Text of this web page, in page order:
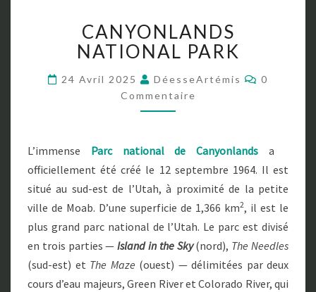
A
N
Y
O
N
L
D
S
N
A
I
O
N
A
CANYONLANDS
NATIONAL PARK
24 Avril 2025 DéesseArtémis
C
O
A
S
0
Commentaire
L’immense Parc national de Canyonlands
a
officiellement été créé le 12 septembre 1964. Il est
situé au sud-est de l’Utah, à proximité de la petite
ville de Moab. D’une superficie de 1,366 km2, il est le
plus grand parc national de l’Utah. Le parc est divisé
en trois parties —Island in the Sky(nord), The Needles
(sud-est) et The Maze (ouest) — délimitées par deux
cours d’eau majeurs, Green River et Colorado River, qui